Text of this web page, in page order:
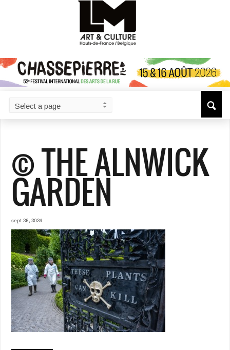
© THE ALNWICK
GARDEN
sept 26, 2024